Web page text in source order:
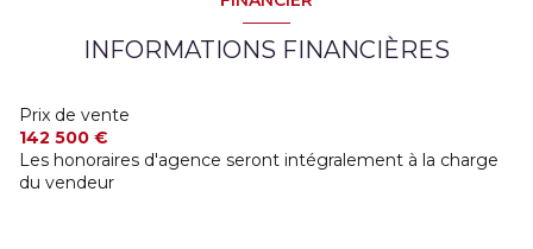
INFORMATIONS FINANCIÈRES
Prix de vente
142 500 €
Les honoraires d'agence seront intégralement à la charge
du vendeur